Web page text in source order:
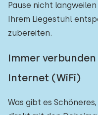
Pause nicht
Ihrem Liegestuhl
zubereiten.
Immer
Internet (WiFi)
Was gibt es